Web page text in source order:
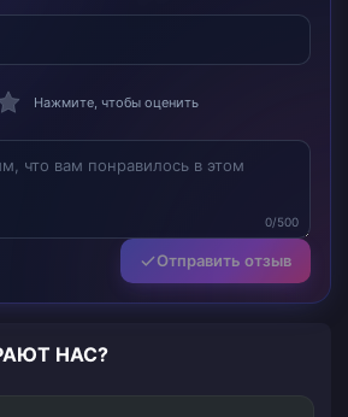
Нажмите, чтобы оценить
0/500
Отправить отзыв
НАС?